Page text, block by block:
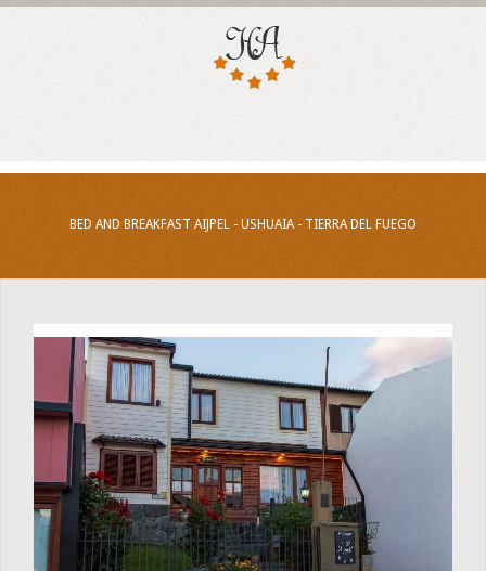
BED AND BREAKFAST AIJPEL - USHUAIA - TIERRA DEL FUEGO